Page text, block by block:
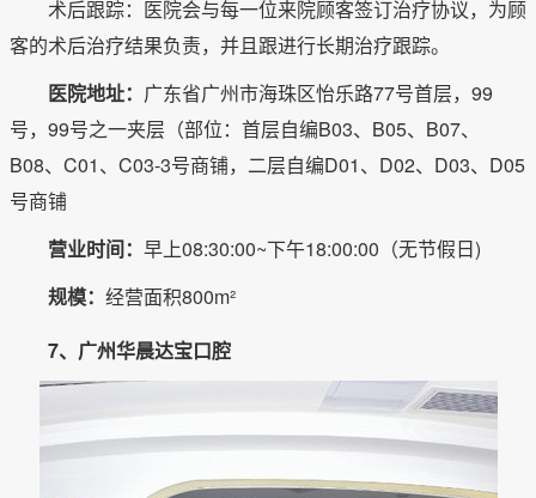
术后跟踪：医院会与每一位来院顾客签订治疗协议，为顾
客的术后治疗结果负责，并且跟进行长期治疗跟踪。
医院地址： 广东省广州市海珠区怡乐路77号首层，99
号，99号之一夹层（部位：首层自编B03、B05、B07、
B08、C01、C03-3号商铺，二层自编D01、D02、D03、D05
号商铺
营业时间： 早上08:30:00~下午18:00:00（无节假日)
规模： 经营面积800m²
7、广州华晨达宝口腔